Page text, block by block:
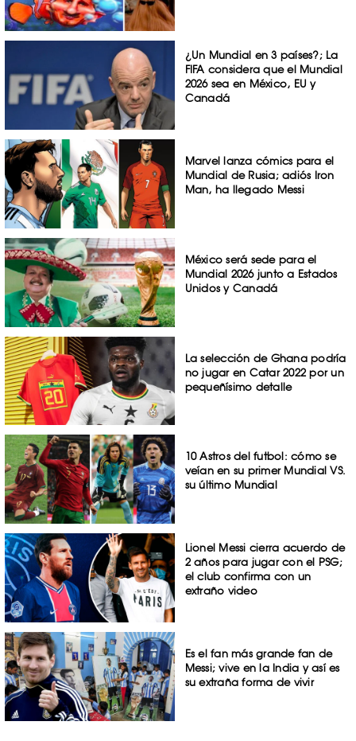
¿Un Mundial en 3 países?; La
FIFA considera que el Mundial
2026 sea en México, EU y
Canadá
Marvel lanza cómics para el
Mundial de Rusia; adiós Iron
Man, ha llegado Messi
México será sede para el
Mundial 2026 junto a Estados
Unidos y Canadá
La selección de Ghana podría
no jugar en Catar 2022 por un
pequeñísimo detalle
10 Astros del futbol: cómo se
veían en su primer Mundial VS.
su último Mundial
Lionel Messi cierra acuerdo de
2 años para jugar con el PSG;
el club confirma con un
extraño video
Es el fan más grande fan de
Messi; vive en la India y así es
su extraña forma de vivir